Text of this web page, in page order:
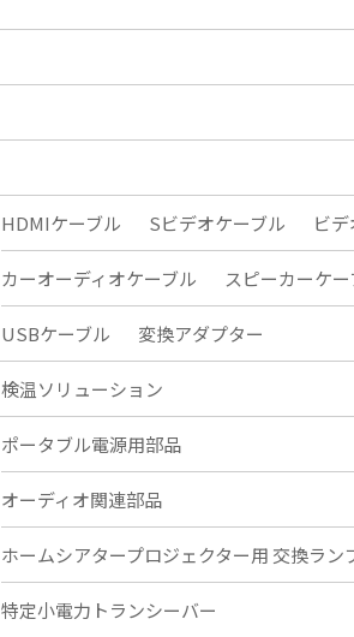
HDMIケーブル Sビデオケーブル ビ
カーオーディオケーブル スピーカーケー
USBケーブル 変換アダプター
検温ソリューション
ポータブル電源用部品
オーディオ関連部品
ホームシアタープロジェクター用 交換ラン
特定小電力トランシーバー